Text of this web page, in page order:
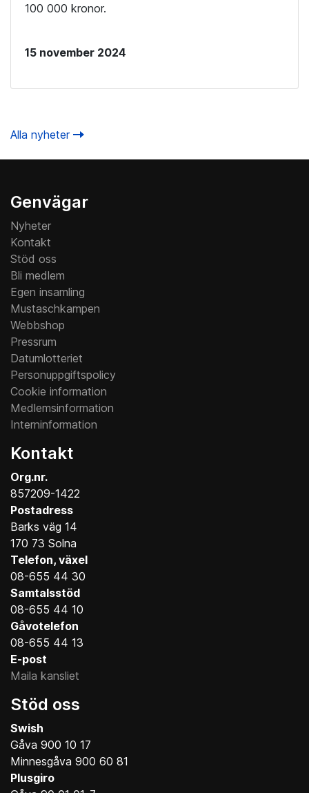
100 000 kronor.
15 november 2024
Alla nyheter
Genvägar
Nyheter
Kontakt
Stöd oss
Bli medlem
Egen insamling
Mustaschkampen
Webbshop
Pressrum
Datumlotteriet
Personuppgiftspolicy
Cookie information
Medlemsinformation
Interninformation
Kontakt
Org.nr.
857209-1422
Postadress
Barks väg 14
170 73 Solna
Telefon, växel
08-655 44 30
Samtalsstöd
08-655 44 10
Gåvotelefon
08-655 44 13
E-post
Maila kansliet
Stöd oss
Swish
Gåva 900 10 17
Minnesgåva 900 60 81
Plusgiro